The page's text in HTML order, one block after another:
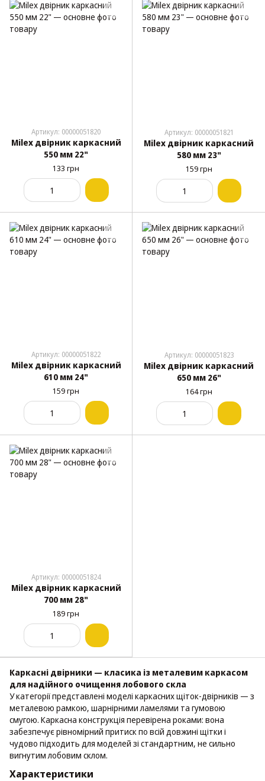
Артикул: 00000051820
Milex двірник каркасний
550 мм 22"
133 грн
Артикул: 00000051821
Milex двірник каркасний
580 мм 23"
159 грн
Артикул: 00000051822
Milex двірник каркасний
610 мм 24"
159 грн
Артикул: 00000051823
Milex двірник каркасний
650 мм 26"
164 грн
Артикул: 00000051824
Milex двірник каркасний
700 мм 28"
189 грн
Каркасні двірники — класика із металевим каркасом
для надійного очищення лобового скла
У категорії представлені моделі каркасних щіток-двірників — з
металевою рамкою, шарнірними ламелями та гумовою
смугою. Каркасна конструкція перевірена роками: вона
забезпечує рівномірний притиск по всій довжині щітки і
чудово підходить для моделей зі стандартним, не сильно
вигнутим лобовим склом.
Характеристики